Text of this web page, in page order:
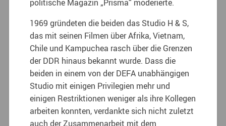
politische Magazin „Prisma“ moderierte.
1969 gründeten die beiden das Studio H & S,
das mit seinen Filmen über Afrika, Vietnam,
Chile und Kampuchea rasch über die Grenzen
der DDR hinaus bekannt wurde. Dass die
beiden in einem von der DEFA unabhängigen
Studio mit einigen Privilegien mehr und
einigen Restriktionen weniger als ihre Kollegen
arbeiten konnten, verdankte sich nicht zuletzt
auch der Zusammenarbeit mit dem